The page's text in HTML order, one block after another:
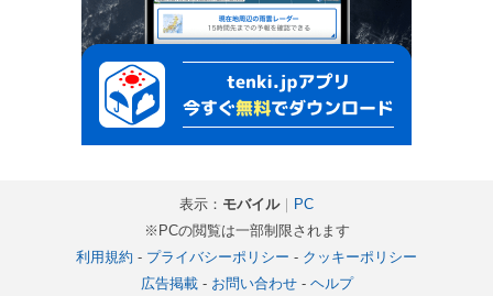
表示： モバイル｜ PC
※PCの閲覧は一部制限されます
利用規約 - プライバシーポリシー - クッキーポリシー
広告掲載- お問い合わせ- ヘルプ